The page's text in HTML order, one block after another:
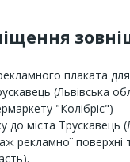
плаката
(Львівська
"Колібріс")
до міста Трускавець
рекламної поверхні